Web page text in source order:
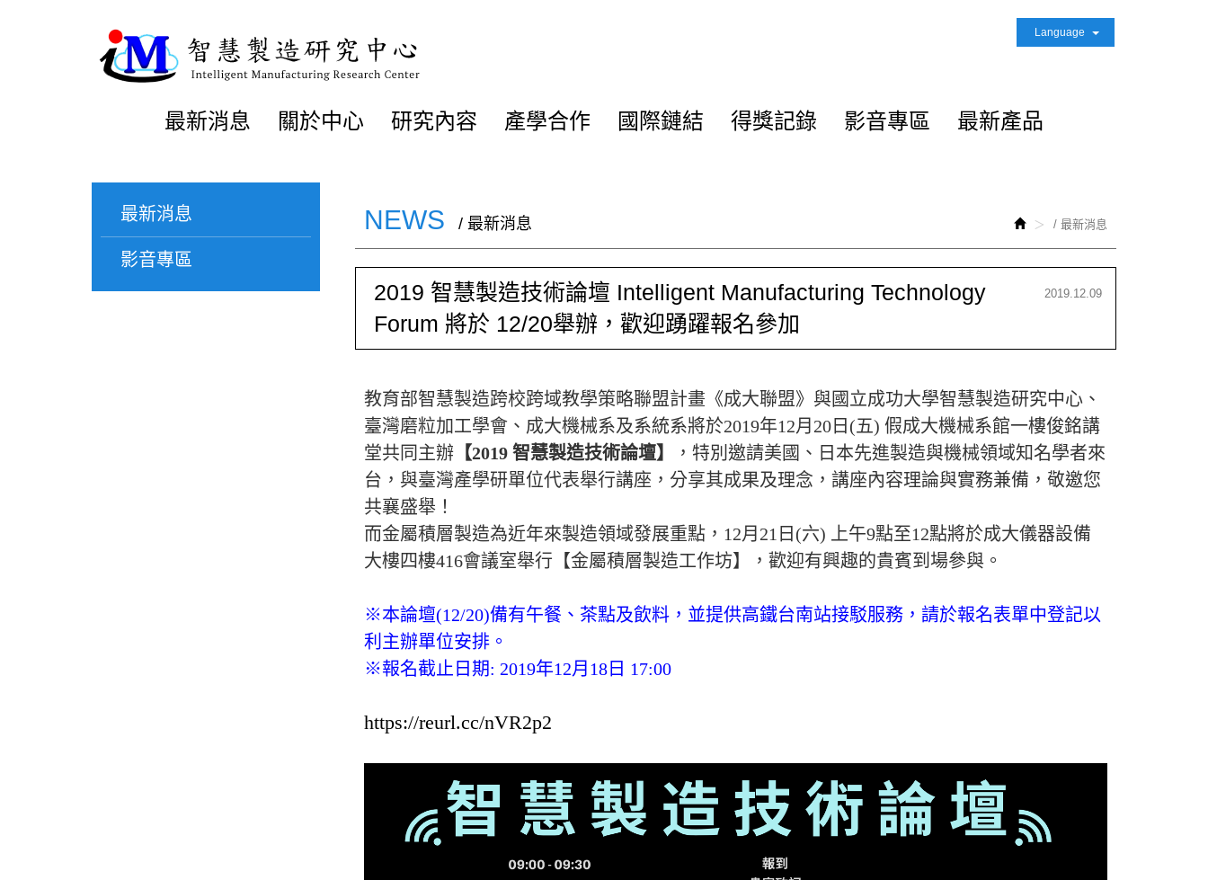
最新消息 關於中心 研究內容 產學合作 國際鏈結 得獎記錄 影音專區 最新產品
Language
最新消息
影音專區
/ 最新消息
NEWS / 最新消息
2019.12.09
2019 智慧製造技術論壇 Intelligent Manufacturing Technology
Forum 將於 12/20舉辦，歡迎踴躍報名參加
教育部智慧製造跨校跨域教學策略聯盟計畫《成大聯盟》與國立成功大學智慧製造研究中心、
臺灣磨粒加工學會、成大機械系及系統系將於2019年12月 20日(五) 假成大機械系館一樓俊銘講
堂共同主辦【2019 智慧製造技術論壇】
，特別邀請美國、日本先進製造與機械領域知名學者來
台，與臺灣產學研單位代表舉行講座，分享其成果及理念，講座內容理論與實務兼備，敬邀您
共襄盛舉！
而金屬積層製造為近年來製造領域發展重點， 12月 21 日(六) 上午9點至12點將於成大儀器設備
大樓四樓416會議室舉行【金屬積層製造工作坊】，歡迎有興趣的貴賓到場參與。
※本論壇(12/20)備有午餐、茶點及飲料，並提供高鐵台南站接駁服務，請於報名表單中登記以
利主辦單位安排。
※報名截止日期: 2019年12月 18日 17:00
https://reurl.cc/nVR2p2